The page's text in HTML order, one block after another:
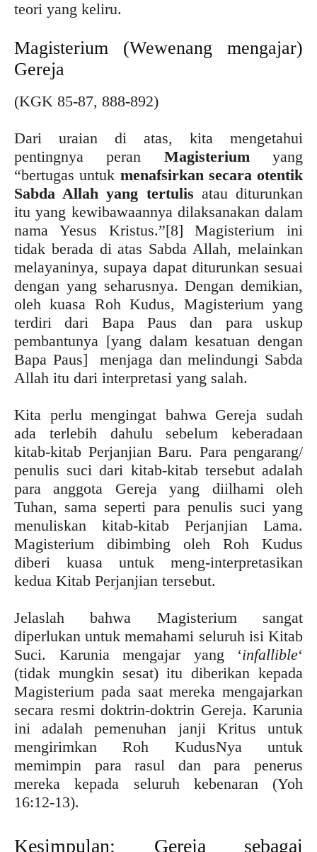
teori yang keliru.
Magisterium (Wewenang mengajar)
Gereja
(KGK 85-87, 888-892)
Dari uraian di atas, kita mengetahui
pentingnya peran Magisteriumyang
“bertugas untuk menafsirkan secara otentik
Sabda Allah yang tertulis atau diturunkan
itu yang kewibawaannya dilaksanakan dalam
nama Yesus Kristus.”[8] Magisterium ini
tidak berada di atas Sabda Allah, melainkan
melayaninya, supaya dapat diturunkan sesuai
dengan yang seharusnya. Dengan demikian,
oleh kuasa Roh Kudus, Magisterium yang
terdiri dari Bapa Paus dan para uskup
pembantunya [yang dalam kesatuan dengan
Bapa Paus] menjaga dan melindungi Sabda
Allah itu dari interpretasi yang salah.
Kita perlu mengingat bahwa Gereja sudah
ada terlebih dahulu sebelum keberadaan
kitab-kitab Perjanjian Baru. Para pengarang/
penulis suci dari kitab-kitab tersebut adalah
para anggota Gereja yang diilhami oleh
Tuhan, sama seperti para penulis suci yang
menuliskan kitab-kitab Perjanjian Lama.
Magisterium dibimbing oleh Roh Kudus
diberi kuasa untuk meng-interpretasikan
kedua Kitab Perjanjian tersebut.
Jelaslah bahwa Magisterium sangat
diperlukan untuk memahami seluruh isi Kitab
Suci. Karunia mengajar yang ‘infallible‘
(tidak mungkin sesat) itu diberikan kepada
Magisterium pada saat mereka mengajarkan
secara resmi doktrin-doktrin Gereja. Karunia
ini adalah pemenuhan janji Kritus untuk
mengirimkan Roh KudusNya untuk
memimpin para rasul dan para penerus
mereka kepada seluruh kebenaran (Yoh
16:12-13).
Kesimpulan: Gereja sebagai